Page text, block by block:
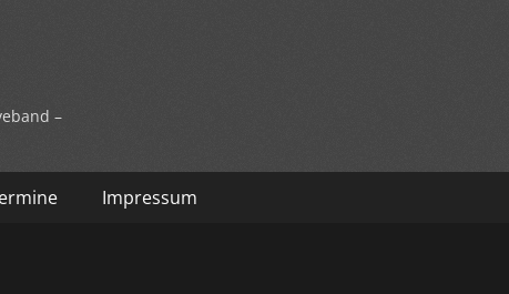
–
Impressum